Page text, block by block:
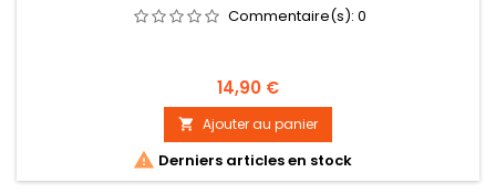
Commentaire(s): 0
Prix
14,90 €
 Ajouter au panier
 Derniers articles en stock